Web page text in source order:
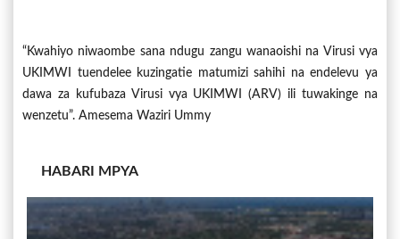
“Kwahiyo niwaombe sana ndugu zangu wanaoishi na Virusi vya
UKIMWI tuendelee kuzingatie matumizi sahihi na endelevu ya
dawa za kufubaza Virusi vya UKIMWI (ARV) ili tuwakinge na
wenzetu”. Amesema Waziri Ummy
HABARI MPYA